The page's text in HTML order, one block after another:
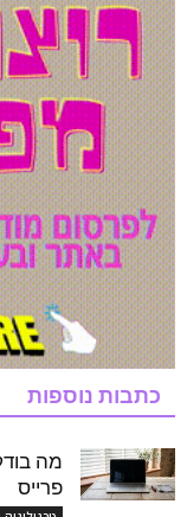
כתבות נוספות
מה
פרייס